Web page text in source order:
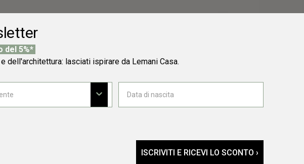
del 5%*
dell'architettura: lasciati ispirare da Lemani Casa.
ISCRIVITI E RICEVI LO SCONTO ›